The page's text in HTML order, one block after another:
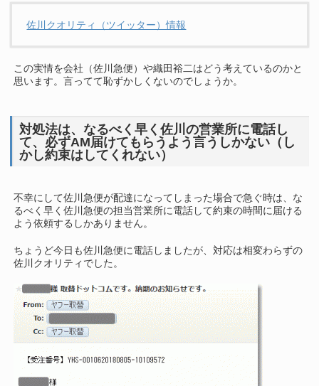
佐川クオリティ（ツイッター）情報
この実情を会社（佐川急便）や織田裕二はどう考えているのかと
思います。言ってて恥ずかしくないのでしょうか。
対処法は、なるべく早く佐川の営業所に電話し
て、必ずAM届けてもらうよう言うしかない（し
かし約束はしてくれない）
不幸にして佐川急便が配達になってしまった場合で急ぐ時は、な
るべく早く佐川急便の担当営業所に電話して約束の時間に届ける
よう依頼するしかありません。
ちょうど今日も佐川急便に電話しましたが、対応は相変わらずの
佐川クオリティでした。